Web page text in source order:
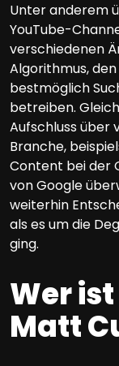
Unter anderem
YouTube-
verschiedenen
Algorithmus,
bestmöglich
betreiben.
Aufschluss über
Branche,
Content bei der
von Google
weiterhin
als es um die
ging.
Wer
Matt